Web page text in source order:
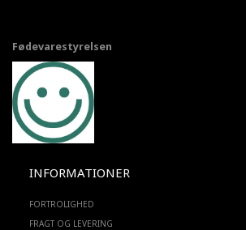
Fødevarestyrelsen
INFORMATIONER
FORTROLIGHED
FRAGT OG LEVERING